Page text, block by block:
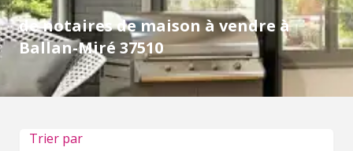
de notaires de maison à vendre à
Ballan-Miré 37510
Trier par